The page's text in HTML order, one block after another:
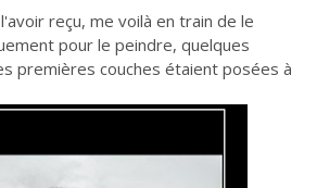
reçu, me voilà en train de le
pour le peindre, quelques
premières couches étaient posées à